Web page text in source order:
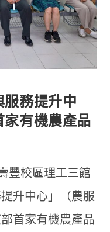
服務提升中
有機農產品
豐校區理工三館
升中心」（農服
首家有機農產品